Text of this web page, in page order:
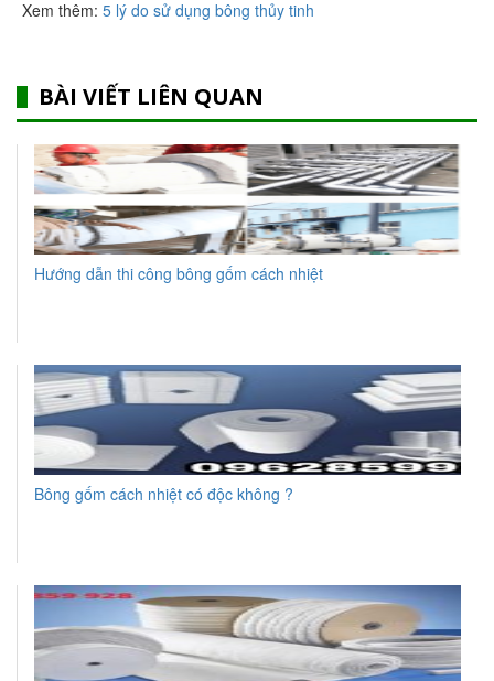
Xem thêm: 5 lý do sử dụng bông thủy tinh
BÀI VIẾT LIÊN QUAN
Hướng dẫn thi công bông gốm cách nhiệt
Bông gốm cách nhiệt có độc không ?